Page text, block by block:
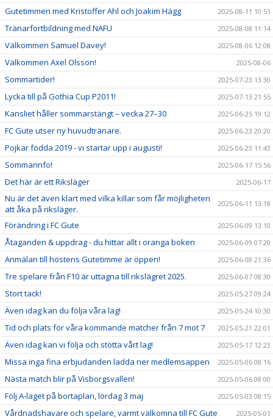
Gutetimmen med Kristoffer Ahl och Joakim Hägg 2025-08-11 10:51
Tränarfortbildning med NAFU 2025-08-08 11:14
Välkommen Samuel Davey! 2025-08-06 12:08
Välkommen Axel Olsson! 2025-08-06
Sommartider! 2025-07-23 13:30
Lycka till på Gothia Cup P2011! 2025-07-13 21:55
Kansliet håller sommarstängt – vecka 27–30 2025-06-25 19:12
FC Gute utser ny huvudtränare. 2025-06-23 20:20
Pojkar födda 2019 - vi startar upp i augusti! 2025-06-23 11:43
Sommarinfo! 2025-06-17 15:56
Det här är ett Riksläger 2025-06-17
Nu är det även klart med vilka killar som får möjligheten
att åka på riksläger.
2025-06-11 13:18
Förändring i FC Gute 2025-06-09 13:10
Åtaganden & uppdrag - du hittar allt i oranga boken 2025-06-09 07:20
Anmälan till höstens Gutetimme är öppen! 2025-06-08 21:36
Tre spelare från F10 är uttagna till rikslägret 2025. 2025-06-07 08:30
Stort tack! 2025-05-27 09:24
Även idag kan du följa våra lag! 2025-05-24 10:30
Tid och plats för våra kommande matcher från 7 mot 7 2025-05-21 22:01
Även idag kan vi följa och stötta vårt lag! 2025-05-17 12:23
Missa inga fina erbjudanden ladda ner medlemsappen 2025-05-06 08:16
Nästa match blir på Visborgsvallen! 2025-05-06 08:00
Följ A-laget på bortaplan, lördag 3 maj 2025-05-03 08:15
Vårdnadshavare och spelare, varmt välkomna till FC Gute 2025-05-01